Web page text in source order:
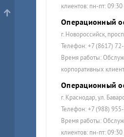
клиентов: пн-пт:
Операционный
г. Новороссийск,
Телефон: +7 (8617)
Время работы:
корпоративных
Операционный
г. Краснодар, ул.
Телефон: +7 (988)
Время работы:
клиентов: пн-пт: